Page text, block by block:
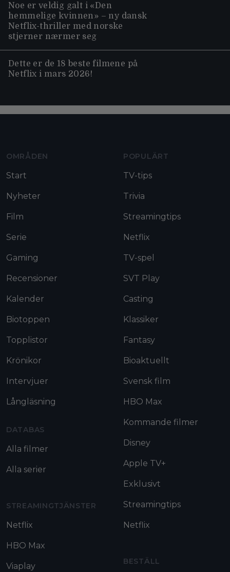
Noe er veldig galt i «Den
hemmelige kvinnen» – ny dansk
Netflix-thriller med norske
stjerner nærmer seg
Dette er de 18 beste filmene på
Netflix i mars 2026!
OMRÅDEN
Start
Nyheter
Film
Serie
Gaming
Recensioner
Kalender
Biotoppen
Topplistor
Krönikor
Intervjuer
Långläsning
DATABAS
Alla filmer
Alla serier
STREAMINGTJÄNSTER
Netflix
HBO Max
Viaplay
POPULÄRT
TV-tips
Trivia
Streamingtips
Netflix
TV-spel
SVT Play
Casting
Klassiker
Fantasy
Bioaktuellt
Svensk film
HBO Max
Kommande filmer
Disney
Apple TV+
Exklusivt
Streamingtips
Netflix
BESTÄLL